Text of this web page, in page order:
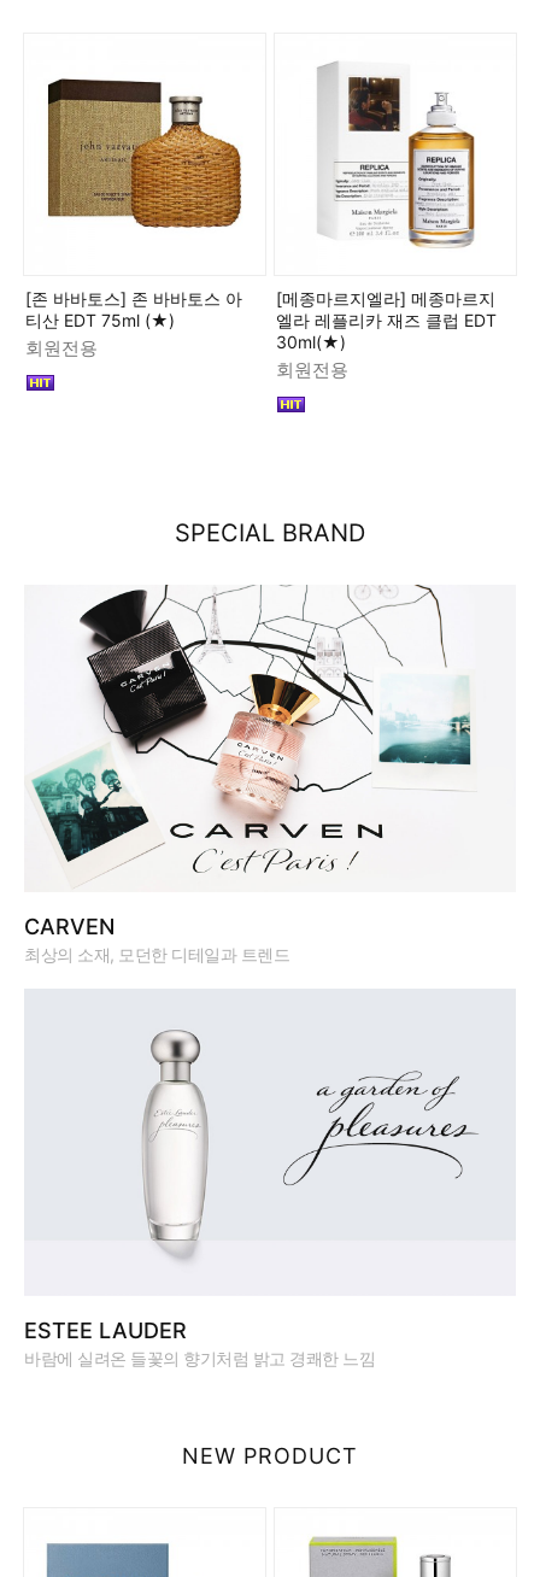
[존 바바토스] 존 바바토스 아
티산 EDT 75ml (★)
회원전용
[메종마르지엘라] 메종마르지
엘라 레플리카 재즈 클럽 EDT
30ml(★)
회원전용
SPECIAL BRAND
CARVEN
최상의 소재, 모던한 디테일과 트렌드
ESTEE LAUDER
바람에 실려온 들꽃의 향기처럼 밝고 경쾌한 느낌
NEW PRODUCT